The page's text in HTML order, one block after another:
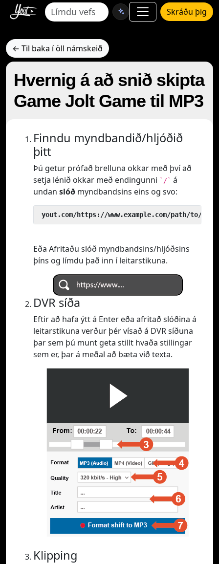
Skráðu þig
← Til baka í öll námskeið
Hvernig á að snið skipta
Game Jolt Game til MP3
Finndu myndbandið/hljóðið
þitt
Þú getur prófað brelluna okkar með því að
setja lénið okkar með endingunni `/` á
undan slóð myndbandsins eins og svo:
yout.com/https://www.example.com/path/to/
Eða Afritaðu slóð myndbandsins/hljóðsins
þíns og límdu það inn í leitarstikuna.
DVR síða
Eftir að hafa ýtt á Enter eða afritað slóðina á
leitarstikuna verður þér vísað á DVR síðuna
þar sem þú munt geta stillt hvaða stillingar
sem er, þar á meðal að bæta við texta.
Klipping